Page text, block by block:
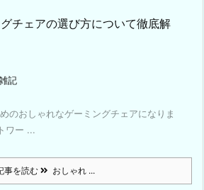
チェアの選び方について徹底解
記
のおしゃれなゲーミングチェアになりま
ワー ...
事を読む おしゃれ ...